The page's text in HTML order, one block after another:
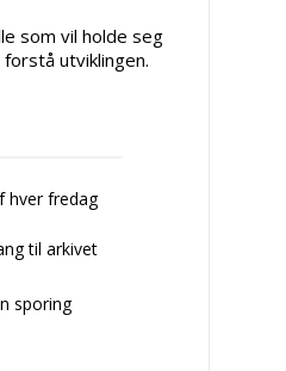
som vil holde seg
utviklingen.
hver fredag
til arkivet
sporing